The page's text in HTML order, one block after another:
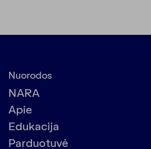
Nuorodos
NARA
Apie
Edukacija
Parduotuvė